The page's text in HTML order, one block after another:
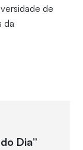
de
da
Dia”